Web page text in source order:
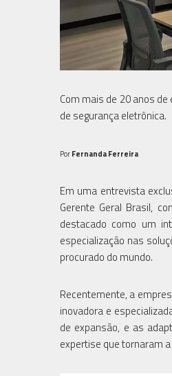
Com mais de 20 anos
de segurança eletrônica.
PorFernanda Ferreira
Em uma entrevista
Gerente Geral Brasil,
destacado como um
especialização nas
procurado do mundo.
Recentemente, a
inovadora e
de expansão, e as
expertise que tornaram